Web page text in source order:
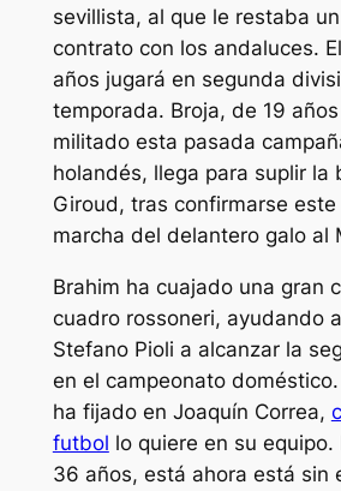
sevillista, al que le restaba
contrato con los andaluces.
años jugará en segunda
temporada. Broja, de 19
militado esta pasada
holandés, llega para suplir la
Giroud, tras confirmarse
marcha del delantero galo al
Brahim ha cuajado una gran
cuadro rossoneri, ayudando
Stefano Pioli a alcanzar la
en el campeonato
ha fijado en Joaquín Correa,
futbol lo quiere en su equipo.
36 años, está ahora está sin